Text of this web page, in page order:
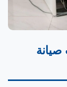
صيانة